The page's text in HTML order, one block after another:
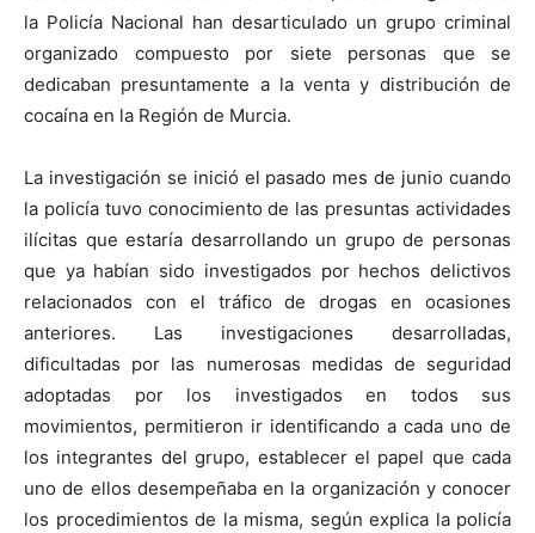
la Policía Nacional han desarticulado un grupo criminal
organizado compuesto por siete personas que se
dedicaban presuntamente a la venta y distribución de
cocaína en la Región de Murcia.
La investigación se inició el pasado mes de junio cuando
la policía tuvo conocimiento de las presuntas actividades
ilícitas que estaría desarrollando un grupo de personas
que ya habían sido investigados por hechos delictivos
relacionados con el tráfico de drogas en ocasiones
anteriores. Las investigaciones desarrolladas,
dificultadas por las numerosas medidas de seguridad
adoptadas por los investigados en todos sus
movimientos, permitieron ir identificando a cada uno de
los integrantes del grupo, establecer el papel que cada
uno de ellos desempeñaba en la organización y conocer
los procedimientos de la misma, según explica la policía